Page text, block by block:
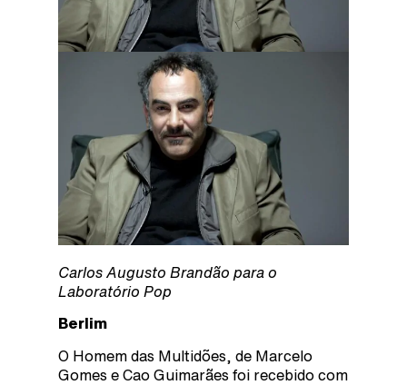
Carlos Augusto Brandão para o
Laboratório Pop
Berlim
O Homem das Multidões, de Marcelo
Gomes e Cao Guimarães foi recebido com